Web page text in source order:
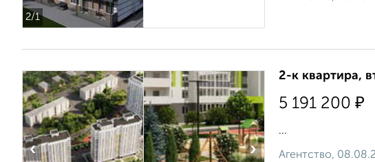
2/1
‹ ›
2-к квартира,
5 191 200 ₽
...
Агентство,